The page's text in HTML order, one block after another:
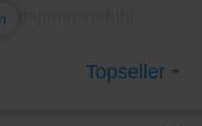
durch den
Topseller